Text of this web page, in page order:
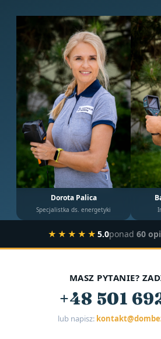
Dorota Palica
Specjalistka ds. energetyki
★★★★★ 5.0ponad 60
MASZ PYTANIE?
+48 501
lub napisz: